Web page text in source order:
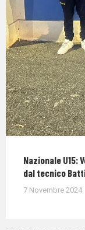
Nazionale U15:
dal tecnico
7 Novembre 2024